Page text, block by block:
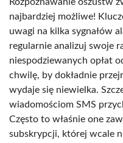
Rozpoznawanie oszustw
najbardziej możliwe!
uwagi na kilka sygnałów
regularnie analizuj swoje
niespodziewanych opłat
chwilę, by dokładnie
wydaje się niewielka.
wiadomościom SMS
Często to właśnie one
subskrypcji, której wcale